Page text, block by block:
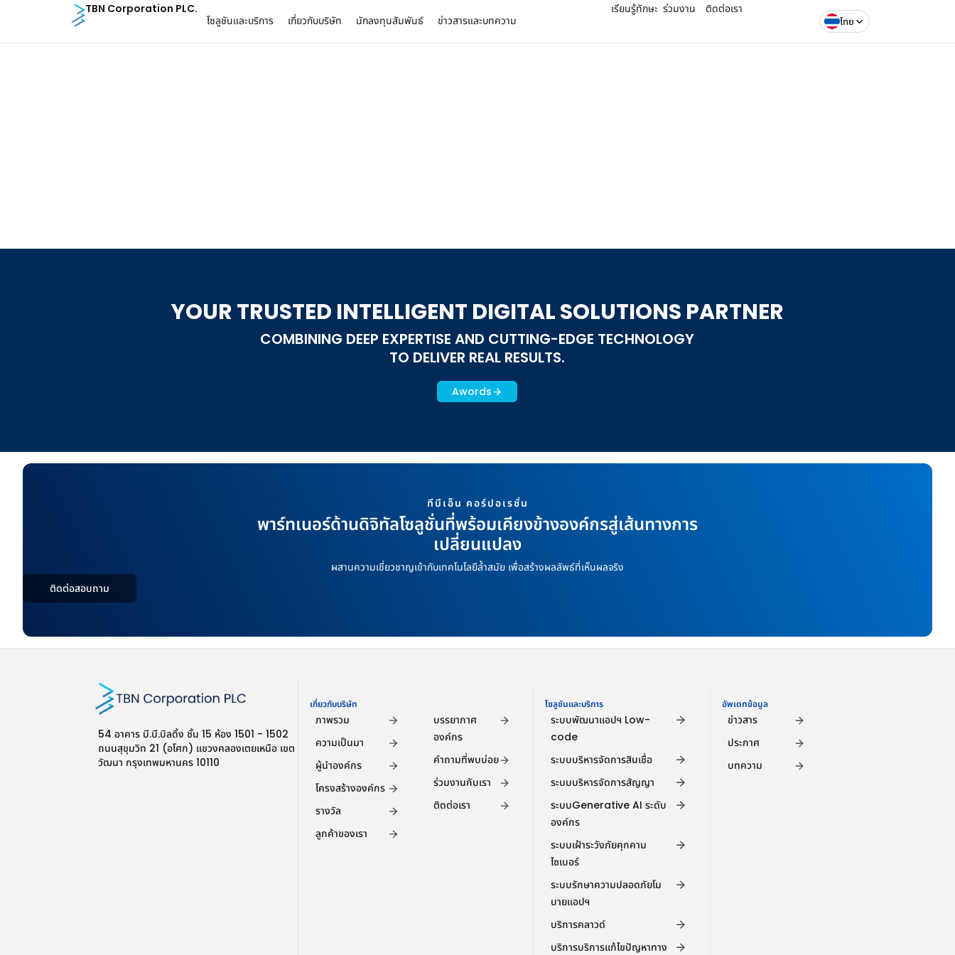
TBN Corporation PLC.
โซลูชันและบริการ
เกี่ยวกับบริษัท นักลงทุนสัมพันธ์ ข่าวสารและบทความ
เรียนรู้ทักษะ ร่วมงาน ติดต่อเรา
ไทย
YOUR TRUSTED INTELLIGENT DIGITAL SOLUTIONS PARTNER
COMBINING DEEP EXPERTISE AND CUTTING-EDGE TECHNOLOGY
TO DELIVER REAL RESULTS.
Awords
ทีบีเอ็น คอร์ปอเรชั่น
พาร์ทเนอร์ด้านดิจิทัลโซลูชั่นที่พร้อมเคียงข้างองค์กรสู่เส้นทางการ
เปลี่ยนแปลง
ผสานความเชี่ยวชาญเข้ากับเทคโนโลยีล้ำสมัย เพื่อสร้างผลลัพธ์ที่เห็นผลจริง
ติดต่อสอบถาม
54 อาคาร บี.บี.บิลดิ้ง ชั้น 15 ห้อง 1501 - 1502
ถนนสุขุมวิท 21 (อโศก) แขวงคลองเตยเหนือ เขต
วัฒนา กรุงเทพมหานคร 10110
เกี่ยวกับบริษัท
ภาพรวม
ความเป็นมา
ผู้นำองค์กร
โครงสร้างองค์กร
รางวัล
ลูกค้าของเรา
บรรยากาศ
องค์กร
คำถามที่พบบ่อย
ร่วมงานกับเรา
ติดต่อเรา
โซลูชันและบริการ
ระบบพัฒนาแอปฯ Low-
code
ระบบบริหารจัดการสินเชื่อ
ระบบบริหารจัดการสัญญา
ระบบGenerative AI ระดับ
องค์กร
ระบบเฝ้าระวังภัยคุกคาม
ไซเบอร์
ระบบรักษาความปลอดภัยโม
บายแอปฯ
บริการคลาวด์
บริการบริการแก้ไขปัญหาทาง
อัพเดทข้อมูล
ข่าวสาร
ประกาศ
บทความ